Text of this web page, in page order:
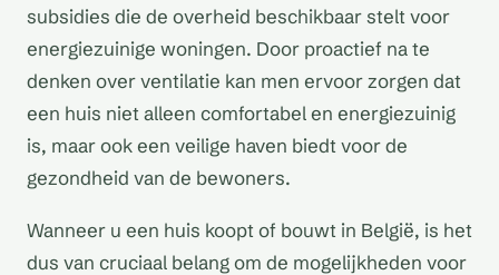
subsidies die de overheid beschikbaar stelt voor
energiezuinige woningen. Door proactief na te
denken over ventilatie kan men ervoor zorgen dat
een huis niet alleen comfortabel en energiezuinig
is, maar ook een veilige haven biedt voor de
gezondheid van de bewoners.
Wanneer u een huis koopt of bouwt in België, is het
dus van cruciaal belang om de mogelijkheden voor